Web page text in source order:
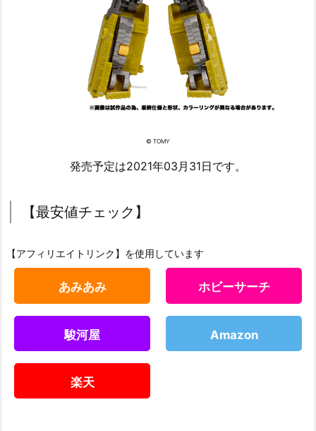
© TOMY
発売予定は2021年03月31日です。
【最安値チェック】
【アフィリエイトリンク】を使用しています
あみあみ ホビーサーチ
駿河屋 Amazon
楽天